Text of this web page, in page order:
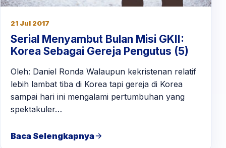
21 Jul 2017
Serial Menyambut Bulan Misi GKII:
Korea Sebagai Gereja Pengutus (5)
Oleh: Daniel Ronda Walaupun kekristenan relatif
lebih lambat tiba di Korea tapi gereja di Korea
sampai hari ini mengalami pertumbuhan yang
spektakuler…
Baca Selengkapnya